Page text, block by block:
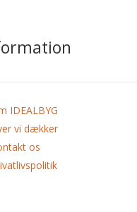
IDEALBYG
vi dækker
os